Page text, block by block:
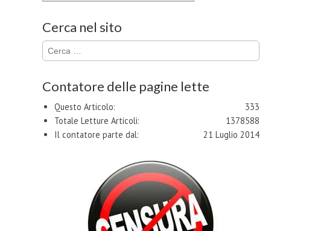
Cerca nel sito
Ricerca
per:
Contatore delle pagine lette
333
Questo Articolo:
1378588
Totale Letture Articoli:
21 Luglio 2014
Il contatore parte dal: